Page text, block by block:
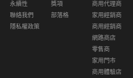
永續性
聯絡我們
隱私權政策
獎項
部落格
商用代理商
家用經銷商
商用經銷商
網路商店
零售商
家用門市
商用體驗店